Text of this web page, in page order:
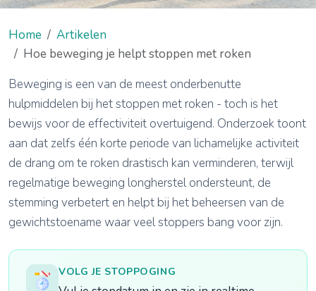
Home
Artikelen
Hoe beweging je helpt stoppen met roken
Beweging is een van de meest onderbenutte
hulpmiddelen bij het stoppen met roken - toch is het
bewijs voor de effectiviteit overtuigend. Onderzoek toont
aan dat zelfs één korte periode van lichamelijke activiteit
de drang om te roken drastisch kan verminderen, terwijl
regelmatige beweging longherstel ondersteunt, de
stemming verbetert en helpt bij het beheersen van de
gewichtstoename waar veel stoppers bang voor zijn.
VOLG JE STOPPOGING